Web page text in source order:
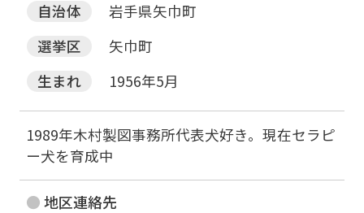
自治体
岩手県矢巾町
選挙区
矢巾町
生まれ
1956年5月
1989年木村製図事務所代表犬好き。現在セラピ
ー犬を育成中
地区連絡先